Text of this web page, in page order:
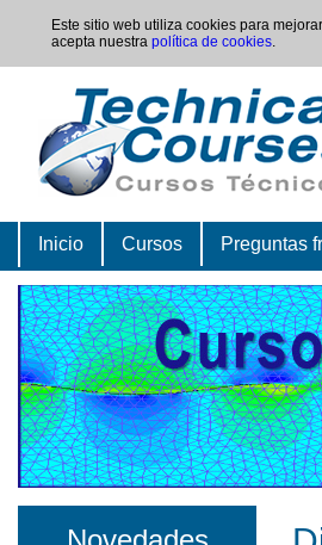
Este sitio web utiliza cookies para
acepta nuestra política de cookies.
Inicio Cursos Preguntas